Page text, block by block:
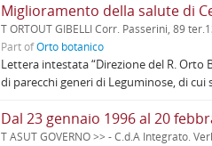
Miglioramento della salute di
T ORTOUT GIBELLI Corr. Passerini, 89
Part ofOrto botanico
Lettera intestata “Direzione del R. Orto
di parecchi generi di Leguminose, di cui
Dal 23 gennaio 1996 al 20
T ASUT GOVERNO >> - C.d.A Integrato.